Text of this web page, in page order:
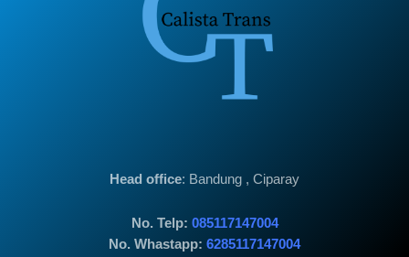
Head office: Bandung , Ciparay
No. Telp: 085117147004
No. Whastapp: 6285117147004